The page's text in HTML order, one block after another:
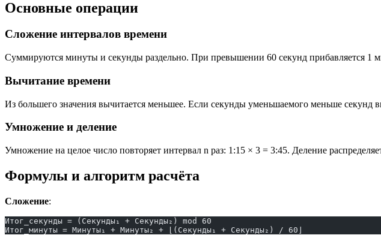
Основные операции
Сложение интервалов времени
Суммируются минуты и секунды раздельно. При превышении 60 секунд прибавляется 1
Вычитание времени
Из большего значения вычитается меньшее. Если секунды уменьшаемого меньше секунд
Умножение и деление
Умножение на целое число повторяет интервал n раз: 1:15 × 3 = 3:45. Деление
Формулы и алгоритм расчёта
Сложение:
Итог_секунды = (Секунды₁ + Секунды₂) mod 60
Итог_минуты = Минуты₁ + Минуты₂ + ⌊(Секунды₁ + Секунды₂) / 60⌋